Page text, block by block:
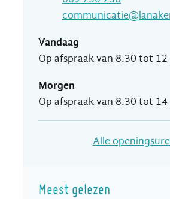
E-mailcommunicatie@
Vandaag
Op afspraak van 8.30 tot 12
Morgen
Op afspraak van 8.30 tot 14
Alle
Meest gelezen